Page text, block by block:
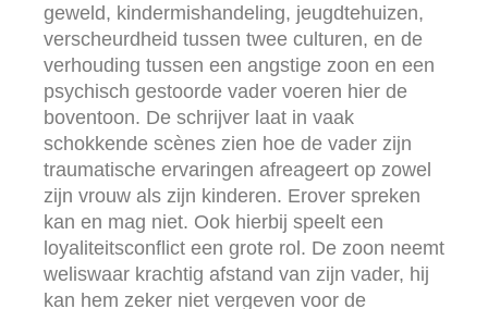
geweld, kindermishandeling, jeugdtehuizen,
verscheurdheid tussen twee culturen, en de
verhouding tussen een angstige zoon en een
psychisch gestoorde vader voeren hier de
boventoon. De schrijver laat in vaak
schokkende scènes zien hoe de vader zijn
traumatische ervaringen afreageert op zowel
zijn vrouw als zijn kinderen. Erover spreken
kan en mag niet. Ook hierbij speelt een
loyaliteitsconflict een grote rol. De zoon neemt
weliswaar krachtig afstand van zijn vader, hij
kan hem zeker niet vergeven voor de